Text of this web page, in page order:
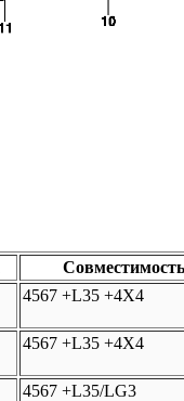
Совместимость
4567 +L35 +4X4
4567 +L35 +4X4
4567 +L35/LG3